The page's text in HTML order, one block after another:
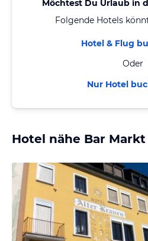
Möchtest Du Urlaub in
Folgende Hotels
Hotel & Flug
Oder
Nur Hotel
Hotel nähe Bar Markt